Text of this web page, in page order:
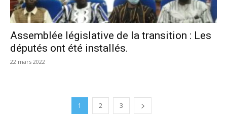
Assemblée législative de la transition : Les
députés ont été installés.
22 mars 2022
1 2 3